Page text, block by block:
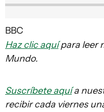
BBC
Haz clic aquípara leer
Mundo.
Suscríbete aquía
recibir cada viernes